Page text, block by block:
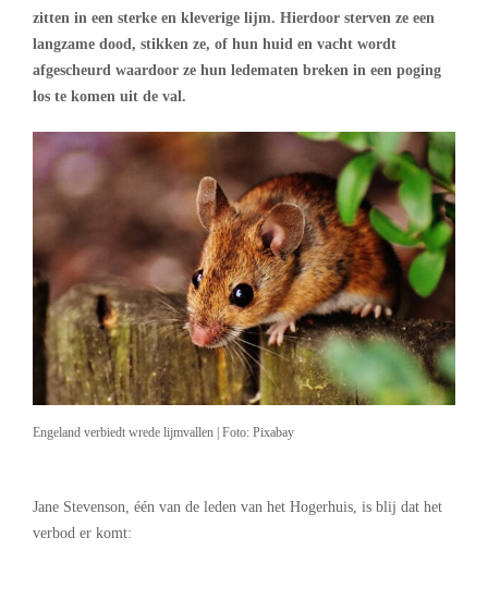
zitten in een sterke en kleverige lijm. Hierdoor sterven ze een
langzame dood, stikken ze, of hun huid en vacht wordt
afgescheurd waardoor ze hun ledematen breken in een poging
los te komen uit de val.
Engeland verbiedt wrede lijmvallen | Foto: Pixabay
Jane Stevenson, één van de leden van het Hogerhuis, is blij dat het
verbod er komt: